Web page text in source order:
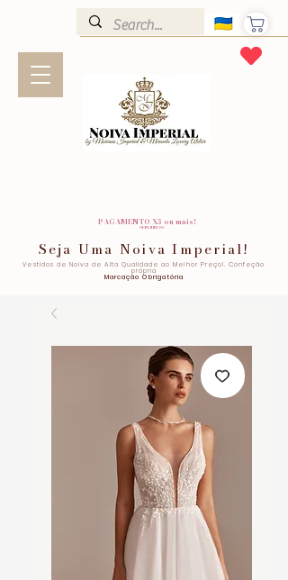
PAGAMENTO X3 ou mais!
SEM JUROS!
Seja Uma Noiva Imperial!
Vestidos de Noiva de Alta Qualidade ao Melhor Preço!. Confeção
própria
Marcação Obrigatória